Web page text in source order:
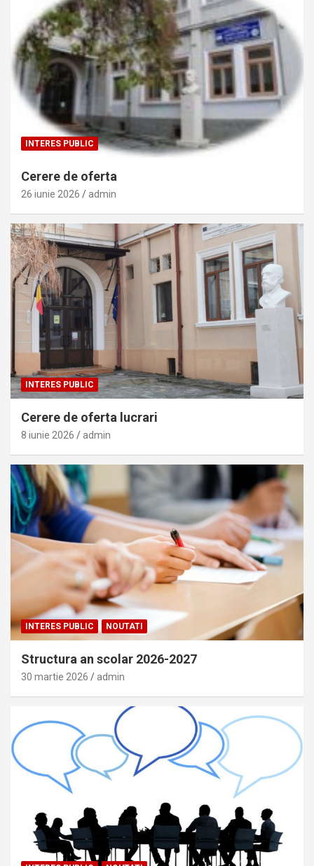
INTERES PUBLIC
Cerere de oferta
26 iunie 2026 admin
INTERES PUBLIC
Cerere de oferta lucrari
8 iunie 2026 admin
INTERES PUBLIC NOUTATI
Structura an scolar 2026-2027
30 martie 2026 admin